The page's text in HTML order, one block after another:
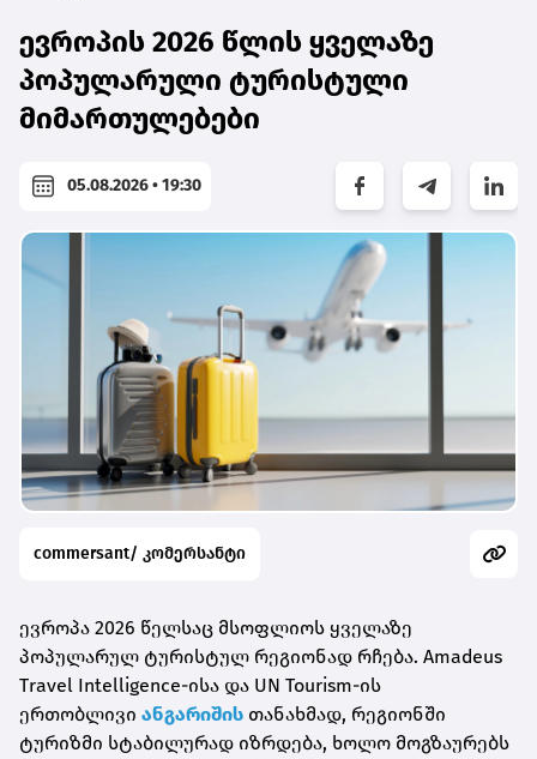
ევროპის 2026 წლის ყველაზე
პოპულარული ტურისტული
მიმართულებები
05.08.2026 • 19:30
commersant/ კომერსანტი
ევროპა 2026 წელსაც მსოფლიოს ყველაზე
პოპულარულ ტურისტულ რეგიონად რჩება. Amadeus
Travel Intelligence-ისა და UN Tourism-ის
ერთობლივი ანგარიშის თანახმად, რეგიონში
ტურიზმი სტაბილურად იზრდება, ხოლო მოგზაურებს